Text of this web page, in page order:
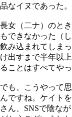
品なイヌであった。
長女（二ナ）のと
もできなかった（
飲み込まれてしま
け出すまで半年以
ることはすべてや
でも、こうやって
んですね。ケイト
さん、SNSで陰な